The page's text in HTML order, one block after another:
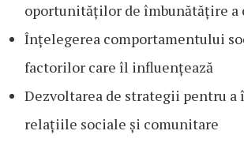
oportunităților de îmbunătățire
Înțelegerea comportamentului
factorilor care îl influențează
Dezvoltarea de strategii pentru a
relațiile sociale și comunitare